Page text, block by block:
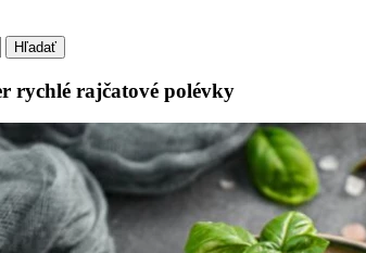
Hľadať
rychlé rajčatové polévky